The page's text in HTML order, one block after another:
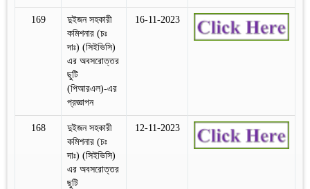
169
দুইজন সহকারী
কমিশনার (চঃ
দাঃ) (সিইভিসি)
এর অবসরোত্তর
ছুটি
(পিআরএল)-এর
প্রজ্ঞাপন
16-11-2023
168
দুইজন সহকারী
কমিশনার (চঃ
দাঃ) (সিইভিসি)
এর অবসরোত্তর
ছুটি
12-11-2023